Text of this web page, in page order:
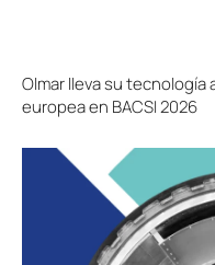
Olmar lleva su tecnología
europea en BACSI 2026